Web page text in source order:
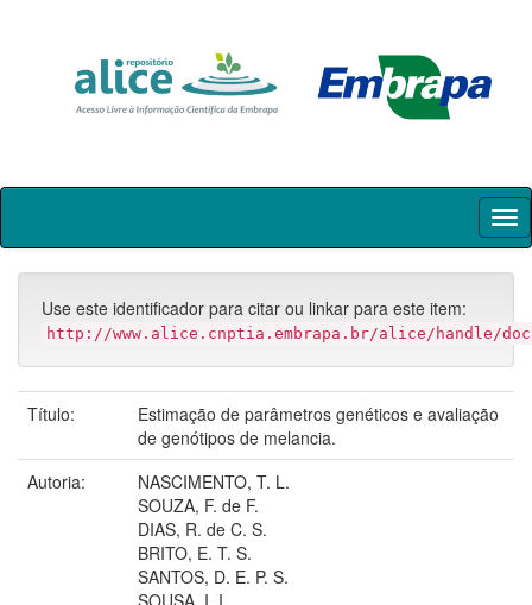
Skip
Use este identificador para citar ou linkar para este item:
http://www.alice.cnptia.embrapa.br/alice/handle/doc/
Título:
Estimação de parâmetros genéticos e avaliação
de genótipos de melancia.
Autoria:
NASCIMENTO, T. L.
SOUZA, F. de F.
DIAS, R. de C. S.
BRITO, E. T. S.
SANTOS, D. E. P. S.
SOUSA, I. I.